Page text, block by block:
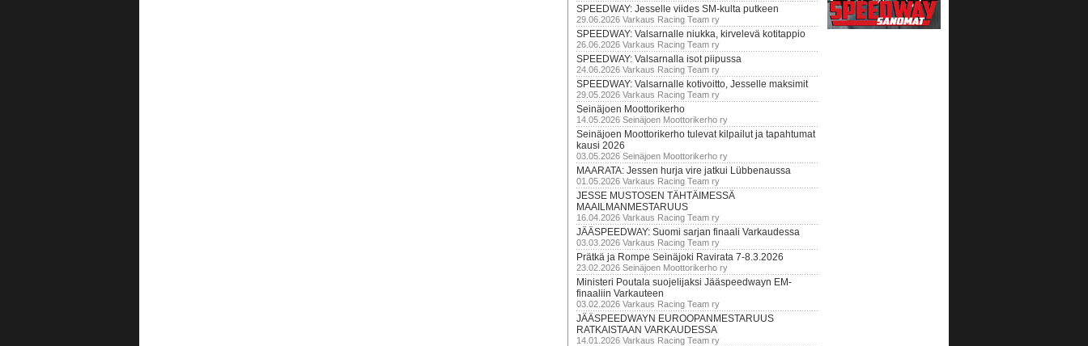
SPEEDWAY: Jesselle viides SM-kulta putkeen
29.06.2026 Varkaus Racing Team ry
SPEEDWAY: Valsarnalle niukka, kirvelevä kotitappio
26.06.2026 Varkaus Racing Team ry
SPEEDWAY: Valsarnalla isot piipussa
24.06.2026 Varkaus Racing Team ry
SPEEDWAY: Valsarnalle kotivoitto, Jesselle maksimit
29.05.2026 Varkaus Racing Team ry
Seinäjoen Moottorikerho
14.05.2026 Seinäjoen Moottorikerho ry
Seinäjoen Moottorikerho tulevat kilpailut ja tapahtumat
kausi 2026
03.05.2026 Seinäjoen Moottorikerho ry
MAARATA: Jessen hurja vire jatkui Lübbenaussa
01.05.2026 Varkaus Racing Team ry
JESSE MUSTOSEN TÄHTÄIMESSÄ
MAAILMANMESTARUUS
16.04.2026 Varkaus Racing Team ry
JÄÄSPEEDWAY: Suomi sarjan finaali Varkaudessa
03.03.2026 Varkaus Racing Team ry
Prätkä ja Rompe Seinäjoki Ravirata 7-8.3.2026
23.02.2026 Seinäjoen Moottorikerho ry
Ministeri Poutala suojelijaksi Jääspeedwayn EM-
finaaliin Varkauteen
03.02.2026 Varkaus Racing Team ry
JÄÄSPEEDWAYN EUROOPANMESTARUUS
RATKAISTAAN VARKAUDESSA
14.01.2026 Varkaus Racing Team ry